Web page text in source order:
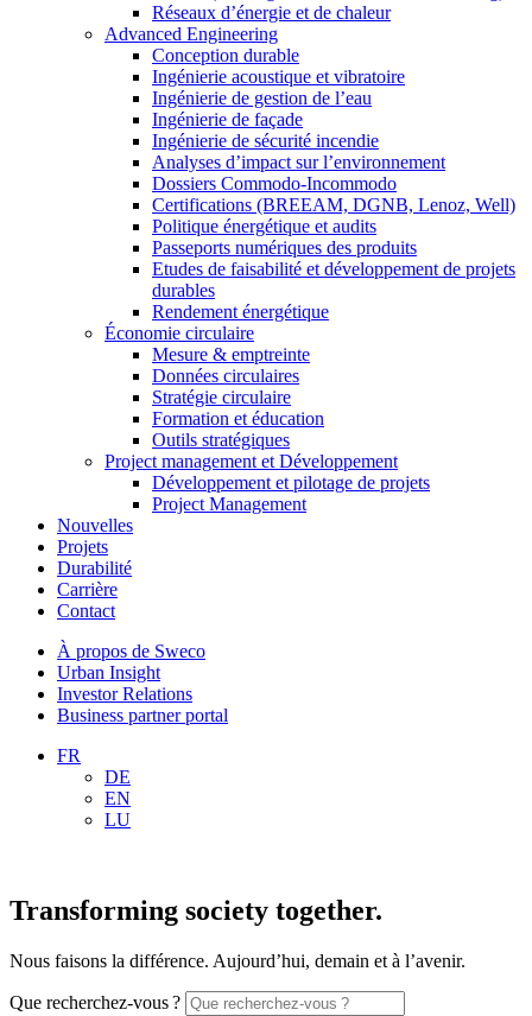
Réseaux d’énergie et de chaleur
Advanced Engineering
Conception durable
Ingénierie acoustique et vibratoire
Ingénierie de gestion de l’eau
Ingénierie de façade
Ingénierie de sécurité incendie
Analyses d’impact sur l’environnement
Dossiers Commodo-Incommodo
Certifications (BREEAM, DGNB, Lenoz, Well)
Politique énergétique et audits
Passeports numériques des produits
Etudes de faisabilité et développement de projets
durables
Rendement énergétique
Économie circulaire
Mesure & emptreinte
Données circulaires
Stratégie circulaire
Formation et éducation
Outils stratégiques
Project management et Développement
Développement et pilotage de projets
Project Management
Nouvelles
Projets
Durabilité
Carrière
Contact
À propos de Sweco
Urban Insight
Investor Relations
Business partner portal
FR
DE
EN
LU
Transforming society together.
Nous faisons la différence. Aujourd’hui, demain et à l’avenir.
Que recherchez-vous ?